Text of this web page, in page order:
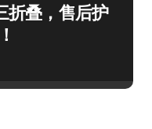
折叠，售后护